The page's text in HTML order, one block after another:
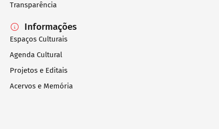
Transparência
Informações
Espaços Culturais
Agenda Cultural
Projetos e Editais
Acervos e Memória